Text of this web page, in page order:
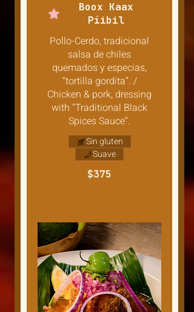
Boox Kaax
Píibil
Pollo-Cerdo, tradicional
salsa de chiles
quemados y especias,
“tortilla gordita”. /
Chicken & pork, dressing
with “Traditional Black
Spices Sauce”.
$375
Sin gluten
Suave